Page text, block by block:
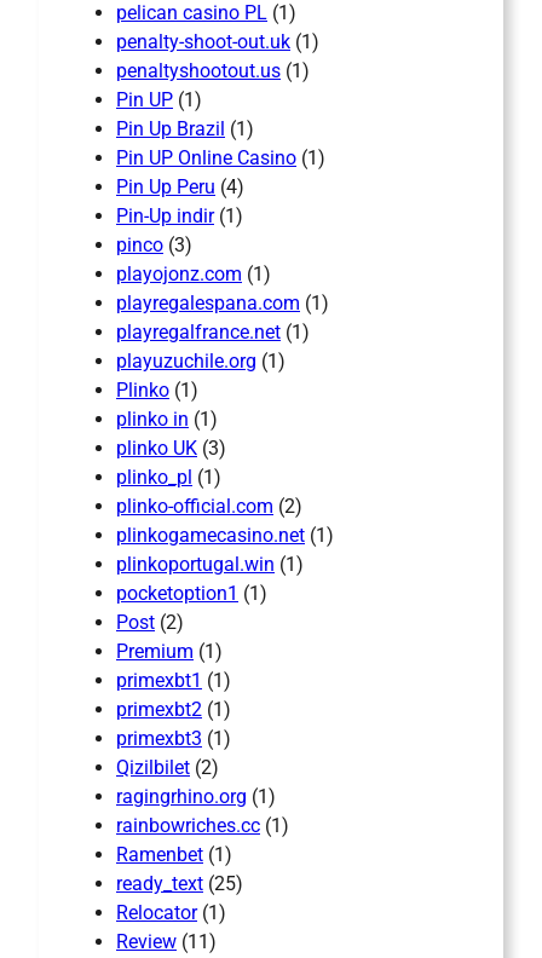
pelican casino PL (1)
penalty-shoot-out.uk (1)
penaltyshootout.us (1)
Pin UP (1)
Pin Up Brazil (1)
Pin UP Online Casino (1)
Pin Up Peru (4)
Pin-Up indir(1)
pinco (3)
playojonz.com (1)
playregalespana.com (1)
playregalfrance.net (1)
playuzuchile.org (1)
Plinko (1)
plinko in (1)
plinko UK (3)
plinko_pl (1)
plinko-official.com (2)
plinkogamecasino.net (1)
plinkoportugal.win (1)
pocketoption1 (1)
Post (2)
Premium (1)
primexbt1 (1)
primexbt2 (1)
primexbt3 (1)
Qizilbilet (2)
ragingrhino.org (1)
rainbowriches.cc (1)
Ramenbet (1)
ready_text (25)
Relocator(1)
Review (11)